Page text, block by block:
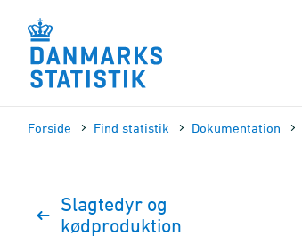
sidens
indhold
Forside Find statistik Dokumen­tation
Slagtedyr og
kødproduktion